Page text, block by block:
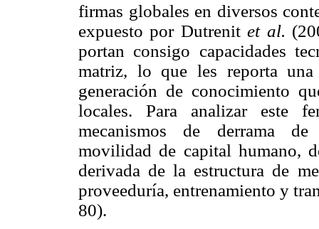
firmas globales en diversos
expuesto por Dutrenitet al.
portan consigo capacidades
matriz, lo que les reporta
generación de conocimiento
locales. Para analizar este
mecanismos de derrama de
movilidad de capital humano,
derivada de la estructura de
proveeduría, entrenamiento y
80).